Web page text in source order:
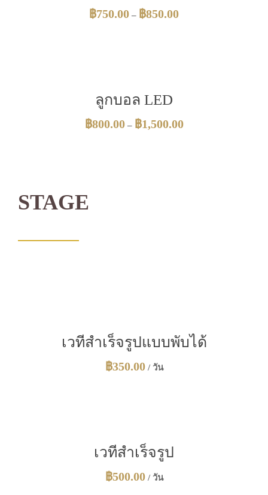
฿750.00 – ฿850.00
ลูกบอล LED
฿800.00– ฿1,500.00
STAGE
เวทีสำเร็จรูปแบบพับได้
฿350.00/ วัน
เวทีสำเร็จรูป
฿500.00/ วัน